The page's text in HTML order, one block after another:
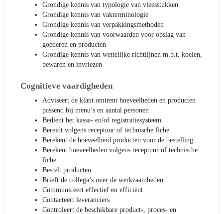
Grondige kennis van typologie van vleesstukken
Grondige kennis van vakterminologie
Grondige kennis van verpakkingsmethoden
Grondige kennis van voorwaarden voor opslag van
goederen en producten
Grondige kennis van wettelijke richtlijnen m.b.t. koelen,
bewaren en invriezen
Cognitieve vaardigheden
Adviseert de klant omtrent hoeveelheden en producten
passend bij menu’s en aantal personen
Bedient het kassa- en/of registratiesysteem
Bereidt volgens receptuur of technische fiche
Berekent de hoeveelheid producten voor de bestelling
Berekent hoeveelheden volgens receptuur of technische
fiche
Bestelt producten
Brieft de collega’s over de werkzaamheden
Communiceert effectief en efficiënt
Contacteert leveranciers
Controleert de beschikbare product-, proces- en